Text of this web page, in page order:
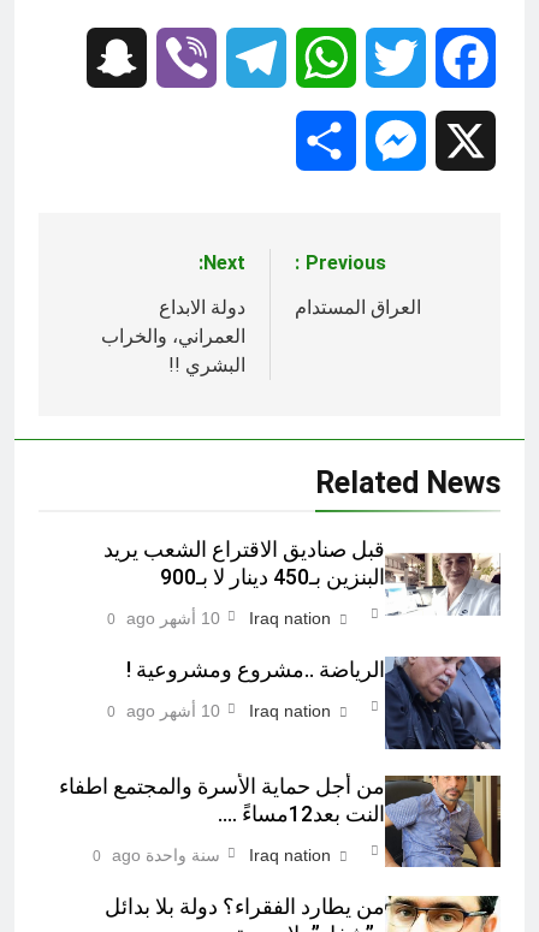
Facebook
Twitter
WhatsApp
Telegram
Viber
Messenger
المقالات
Previous:
العراق المستدام
Next:
دولة الابداع
العمراني، والخراب
البشري !!
Related News
قبل صناديق الاقتراع الشعب يريد
البنزين بـ450 دينار لا بـ900
Iraq nation 10 أشهر ago 0
الرياضة ..مشروع ومشروعية !
Iraq nation 10 أشهر ago 0
من أجل حماية الأسرة والمجتمع اطفاء
النت بعد12مساءً ….
Iraq nation سنة واحدة ago 0
من يطارد الفقراء؟ دولة بلا بدائل